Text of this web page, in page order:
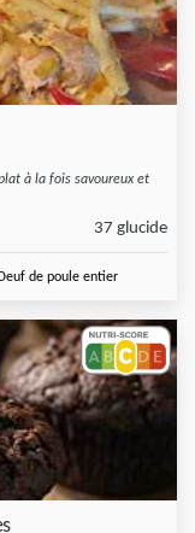
à la fois savoureux et
37 glucide
de poule entier